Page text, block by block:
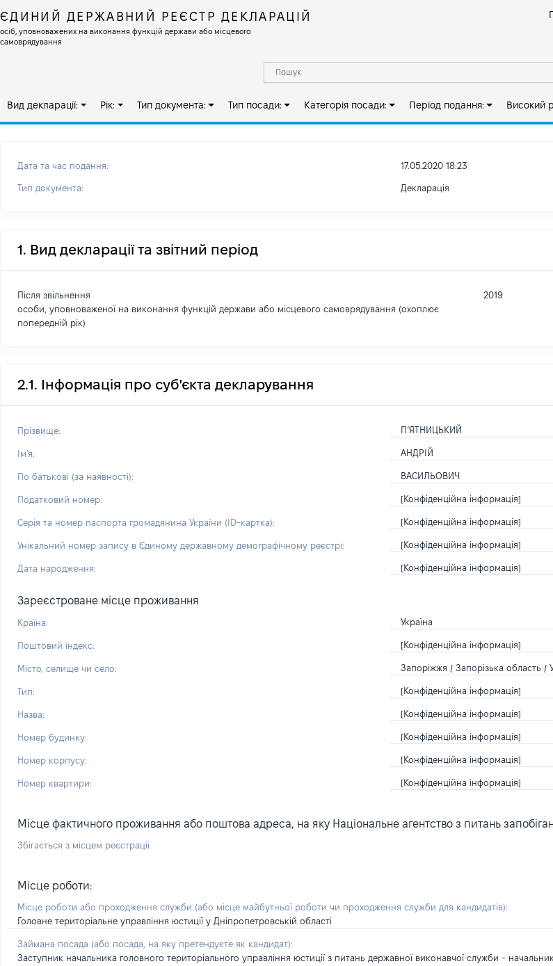
ЄДИНИЙ ДЕРЖАВНИЙ РЕЄСТР ДЕКЛАРАЦІЙ
осіб, уповноважених на виконання функцій держави або місцевого
самоврядування
Вид декларації: Рік: Тип документа: Тип посади: Категорія посади: Період подання: Високий
Дата та час подання: 17.05.2020 18:23
Тип документа: Декларація
1. Вид декларації та звітний період
Після звільнення
особи, уповноваженої на виконання функцій держави або місцевого самоврядування (охоплює
попередній рік)
2019
2.1. Інформація про суб'єкта декларування
Прізвище: П’ЯТНИЦЬКИЙ
Ім'я: АНДРІЙ
По батькові (за наявності): ВАСИЛЬОВИЧ
Податковий номер: [Конфіденційна інформація]
Серія та номер паспорта громадянина України (ID-картка): [Конфіденційна інформація]
Унікальний номер запису в Єдиному державному демографічному реєстрі: [Конфіденційна інформація]
Дата народження: [Конфіденційна інформація]
Зареєстроване місце проживання
Країна: Україна
Поштовий індекс: [Конфіденційна інформація]
Місто, селище чи село: Запоріжжя / Запорізька область /
Тип: [Конфіденційна інформація]
Назва: [Конфіденційна інформація]
Номер будинку: [Конфіденційна інформація]
Номер корпусу: [Конфіденційна інформація]
Номер квартири: [Конфіденційна інформація]
Місце фактичного проживання або поштова адреса, на яку Національне агентство з питань
Збігається з місцем реєстрації
Місце роботи:
Місце роботи або проходження служби (або місце майбутньої роботи чи проходження служби для кандидатів):
Головне територіальне управління юстиції у Дніпропетровській області
Займана посада (або посада, на яку претендуєте як кандидат):
Заступник начальника головного територіального управління юстиції з питань державної виконавчої служби -